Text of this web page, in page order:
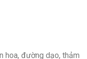
hoa, đường dạo, thảm